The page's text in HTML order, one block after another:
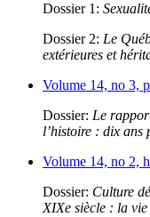
Dossier 1:
Dossier 2: Le
extérieures et
Volume 14, no 3,
Dossier: Le
l’histoire : dix ans
Volume 14, no 2,
Dossier: Culture
XIXe siècle : la